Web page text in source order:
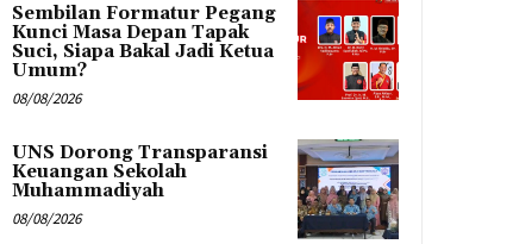
Sembilan Formatur Pegang
Kunci Masa Depan Tapak
Suci, Siapa Bakal Jadi Ketua
Umum?
08/08/2026
UNS Dorong Transparansi
Keuangan Sekolah
Muhammadiyah
08/08/2026